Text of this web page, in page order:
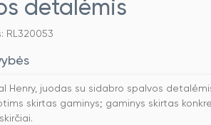
detalėmis
RL320053
Henry, juodas su sidabro spalvos
skirtas gaminys; gaminys skirtas